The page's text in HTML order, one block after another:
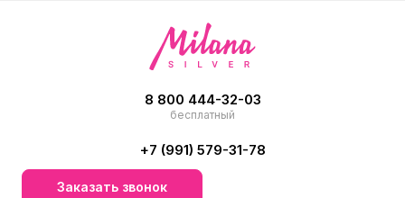
8 800 444-32-03
бесплатный
+7 (991) 579-31-78
Заказать звонок